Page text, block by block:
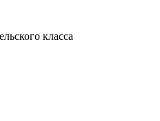
класса